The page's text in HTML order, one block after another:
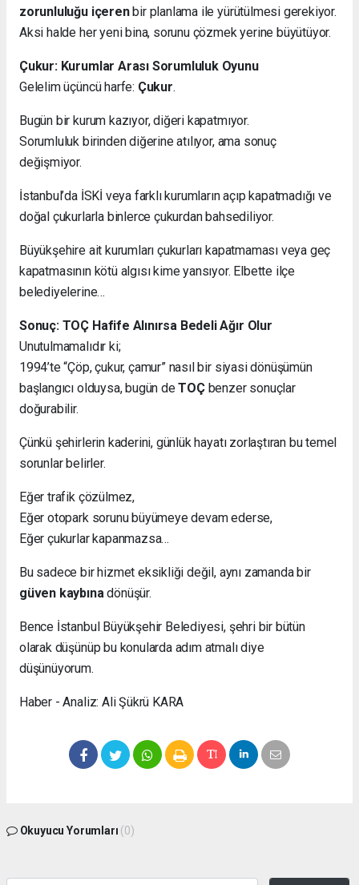
zorunluluğu içerenbir planlama ile yürütülmesi gerekiyor.
Aksi halde her yeni bina, sorunu çözmek yerine büyütüyor.
Çukur: Kurumlar Arası Sorumluluk Oyunu
Gelelim üçüncü harfe: Çukur.
Bugün bir kurum kazıyor, diğeri kapatmıyor.
Sorumluluk birinden diğerine atılıyor, ama sonuç
değişmiyor.
İstanbul’da İSKİ veya farklı kurumların açıp kapatmadığı ve
doğal çukurlarla binlerce çukurdan bahsediliyor.
Büyükşehire ait kurumları çukurları kapatmaması veya geç
kapatmasının kötü algısı kime yansıyor. Elbette ilçe
belediyelerine…
Sonuç: TOÇ Hafife Alınırsa Bedeli Ağır Olur
Unutulmamalıdır ki;
1994’te “Çöp, çukur, çamur” nasıl bir siyasi dönüşümün
başlangıcı olduysa, bugün deTOÇbenzer sonuçlar
doğurabilir.
Çünkü şehirlerin kaderini, günlük hayatı zorlaştıran bu temel
sorunlar belirler.
Eğer trafik çözülmez,
Eğer otopark sorunu büyümeye devam ederse,
Eğer çukurlar kapanmazsa…
Bu sadece bir hizmet eksikliği değil, aynı zamanda bir
güven kaybınadönüşür.
Bence İstanbul Büyükşehir Belediyesi, şehri bir bütün
olarak düşünüp bu konularda adım atmalı diye
düşünüyorum.
Haber - Analiz: Ali Şükrü KARA
Okuyucu Yorumları (0)